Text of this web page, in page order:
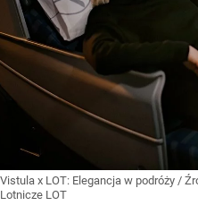
Vistula x LOT: Elegancja w podróży /
Lotnicze LOT